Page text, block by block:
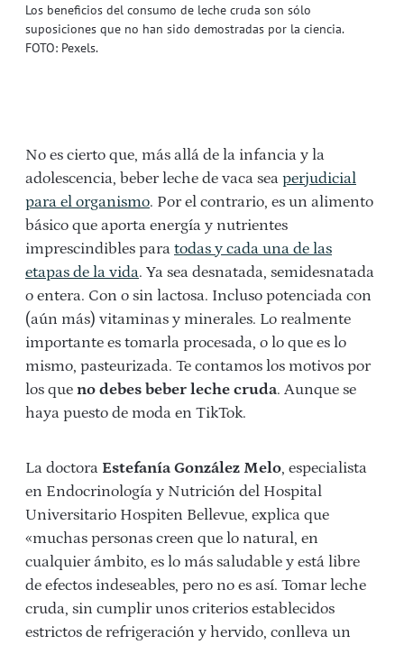
Los beneficios del consumo de leche cruda son sólo
suposiciones que no han sido demostradas por la ciencia.
FOTO: Pexels.
No es cierto que, más allá de la infancia y la
adolescencia, beber leche de vaca sea perjudicial
para el organismo. Por el contrario, es un alimento
básico que aporta energía y nutrientes
imprescindibles para todas y cada una de las
etapas de la vida. Ya sea desnatada, semidesnatada
o entera. Con o sin lactosa. Incluso potenciada con
(aún más) vitaminas y minerales. Lo realmente
importante es tomarla procesada, o lo que es lo
mismo, pasteurizada. Te contamos los motivos por
los que no debes beber leche cruda. Aunque se
haya puesto de moda en TikTok.
La doctora Estefanía González Melo, especialista
en Endocrinología y Nutrición del Hospital
Universitario Hospiten Bellevue, explica que
«muchas personas creen que lo natural, en
cualquier ámbito, es lo más saludable y está libre
de efectos indeseables, pero no es así. Tomar leche
cruda, sin cumplir unos criterios establecidos
estrictos de refrigeración y hervido, conlleva un